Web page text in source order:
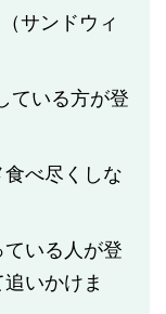
サンドウィ
いる方が登
尽くしな
る人が登
いかけま